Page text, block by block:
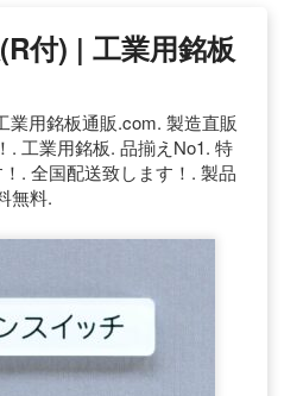
付) | 工業用銘板
業用銘板通販.com. 製造直販
. 工業用銘板. 品揃えNo1. 特
. 全国配送致します！. 製品
無料.